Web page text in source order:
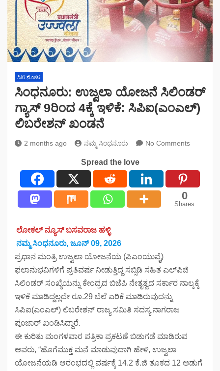
ಸಿಟಿ ನೋಟ
ಸಿಂಧನೂರು: ಉಜ್ವಲಾ ಯೋಜನೆ ಸಿಲಿಂಡರ್
ಗ್ಯಾಸ್ 9ರಿಂದ 4ಕ್ಕೆ ಇಳಿಕೆ: ಸಿಪಿಐ(ಎಂಎಲ್)
ಲಿಬರೇಶನ್ ಖಂಡನೆ
2 months ago ನಮ್ಮ ಸಿಂಧನೂರು No Comments
Spread the love
0
Shares
ಲೋಕಲ್ ನ್ಯೂಸ್ ಬಸವರಾಜ ಹಳ್ಳಿ
ನಮ್ಮ ಸಿಂಧನೂರು, ಜೂನ್ 09, 2026
ಪ್ರಧಾನ ಮಂತ್ರಿ ಉಜ್ವಲಾ ಯೋಜನೆಯ (ಪಿಎಂಯುವೈ)
ಫಲಾನುಭವಿಗಳಿಗೆ ಪ್ರತಿವರ್ಷ ನೀಡುತ್ತಿದ್ದ ಸಬ್ಸಿಡಿ ಸಹಿತ ಎಲ್‌ಪಿಜಿ
ಸಿಲಿಂಡರ್ ಸಂಖ್ಯೆಯನ್ನು ಕೇಂದ್ರದ ಬಿಜೆಪಿ ನೇತೃತ್ವದ ಸರ್ಕಾರ ನಾಲ್ಕಕ್ಕೆ
ಇಳಿಕೆ ಮಾಡಿದ್ದಲ್ಲದೇ ರೂ.29 ಬೆಲೆ ಏರಿಕೆ ಮಾಡಿರುವುದನ್ನು
ಸಿಪಿಐ(ಎಂಎಲ್) ಲಿಬರೇಶನ್ ರಾಜ್ಯ ಸಮಿತಿ ಸದಸ್ಯ ನಾಗರಾಜ
ಪೂಜಾರ್ ಖಂಡಿಸಿದ್ದಾರೆ.
ಈ ಕುರಿತು ಮಂಗಳವಾರ ಪತ್ರಿಕಾ ಪ್ರಕಟಣೆ ಬಿಡುಗಡೆ ಮಾಡಿರುವ
ಅವರು, “ಹೊಗೆಮುಕ್ತ ಮನೆ ಮಾಡುವುದಾಗಿ ಹೇಳಿ, ಉಜ್ವಲಾ
ಯೋಜನೆಯಡಿ ಆರಂಭದಲ್ಲಿ ವರ್ಷಕ್ಕೆ 14.2 ಕೆ.ಜಿ ತೂಕದ 12 ಅಡುಗೆ